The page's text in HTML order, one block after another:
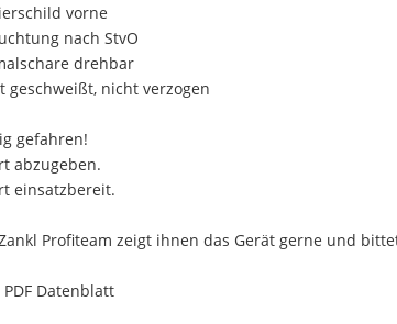
vorne
nach StvO
drehbar
geschweißt, nicht verzogen
gefahren!
abzugeben.
einsatzbereit.
Profiteam zeigt ihnen das Gerät gerne und
PDF Datenblatt